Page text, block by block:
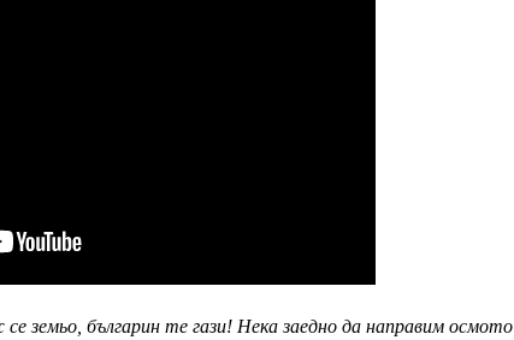
земьо, българин те гази! Нека заедно да направим осмото